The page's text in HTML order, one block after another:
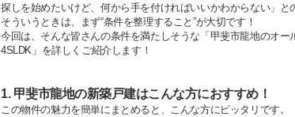
探しを始めたいけど、何から手を付ければいいかわからない」と
そういうときは、まず“条件を整理すること”が大切です！
今回は、そんな皆さんの条件を満たしそうな「甲斐市龍地のオー
4SLDK」を詳しくご紹介します！
1. 甲斐市龍地の新築戸建はこんな方におすすめ！
この物件の魅力を簡単にまとめると、こんな方にピッタリです。